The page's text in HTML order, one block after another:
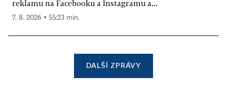
reklamu na Facebooku a Instagramu a...
7. 8. 2026 ▪ 55:23 min.
DALŠÍ ZPRÁVY